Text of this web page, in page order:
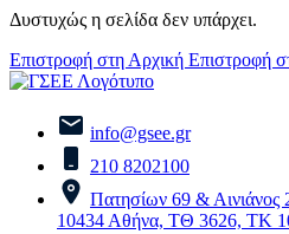
Δυστυχώς η σελίδα δεν υπάρχει.
Επιστροφή στη Αρχική Επιστροφή
info@gsee.gr
210 8202100
Πατησίων 69 & Αινιάνος
10434 Αθήνα, ΤΘ 3626, ΤΚ